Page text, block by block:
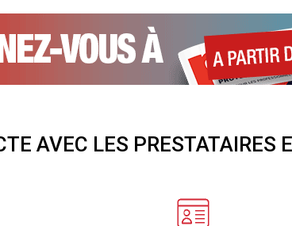
AVEC LES PRESTATAIRES